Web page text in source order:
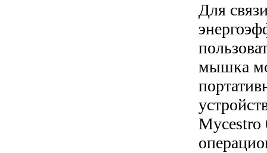
Для
мышка
Mycestro